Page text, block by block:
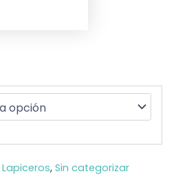
Lapiceros, Sin categorizar